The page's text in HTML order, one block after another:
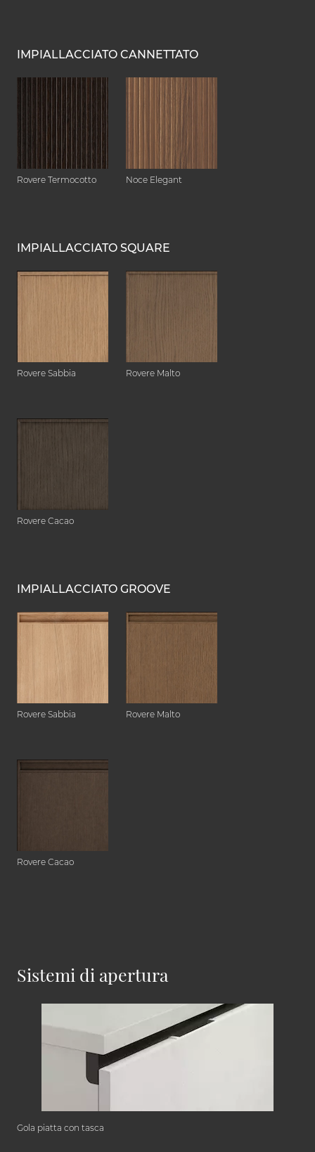
IMPIALLACCIATO CANNETTATO
Rovere Termocotto Noce Elegant
IMPIALLACCIATO SQUARE
Rovere Sabbia Rovere Malto
Rovere Cacao
IMPIALLACCIATO GROOVE
Rovere Sabbia Rovere Malto
Rovere Cacao
Sistemi di apertura
Gola piatta con tasca